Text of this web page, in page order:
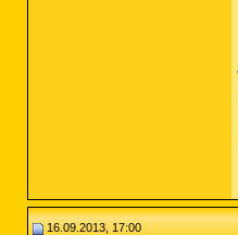
16.09.2013, 17:00